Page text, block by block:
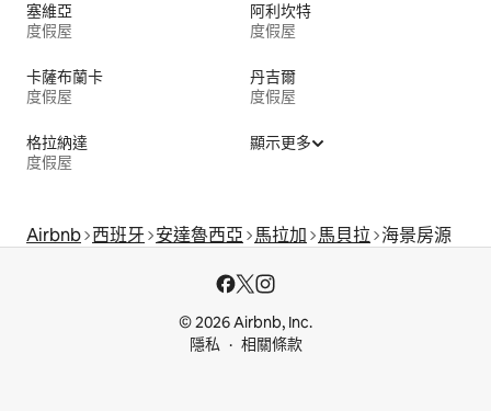
塞維亞
度假屋
阿利坎特
度假屋
卡薩布蘭卡
度假屋
丹吉爾
度假屋
格拉納達
度假屋
顯示更多
Airbnb 西班牙 安達魯西亞 馬拉加 馬貝拉 海景房源
© 2026 Airbnb, Inc.
隱私
相關條款